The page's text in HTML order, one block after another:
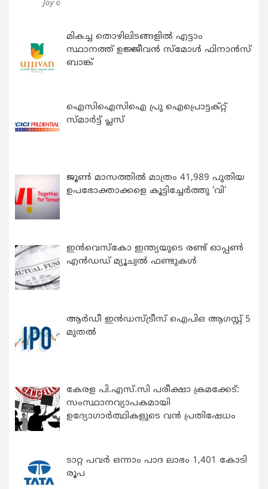
മികച്ച തൊഴിലിടങ്ങളിൽ എട്ടാം
സ്ഥാനത്ത് ഉജ്ജീവൻ സ്മോൾ ഫിനാൻസ്
ബാങ്ക്
ഐസിഐസിഐ പ്രു ഐപ്രൊട്ടക്റ്റ്
സ്മാർട്ട് പ്ലസ്
ജൂൺ മാസത്തിൽ മാത്രം 41,989 പുതിയ
ഉപഭോക്താക്കളെ കൂട്ടിച്ചേർത്തു ‘വി’
ഇന്‍വെസ്കോ ഇന്ത്യയുടെ രണ്ട് ഓപ്പണ്‍
എന്‍ഡഡ് മ്യൂച്വല്‍ ഫണ്ടുകള്‍
ആർഡീ ഇൻഡസ്ട്രീസ് ഐപിഒ ആഗസ്റ്റ് 5
മുതൽ
കേരള പി.എസ്.സി പരീക്ഷാ ക്രമക്കേട്:
സംസ്ഥാനവ്യാപകമായി
ഉദ്യോഗാര്‍ത്ഥികളുടെ വന്‍ പ്രതിഷേധം
ടാറ്റ പവർ ഒന്നാം പാദ ലാഭം 1,401 കോടി
രൂപ